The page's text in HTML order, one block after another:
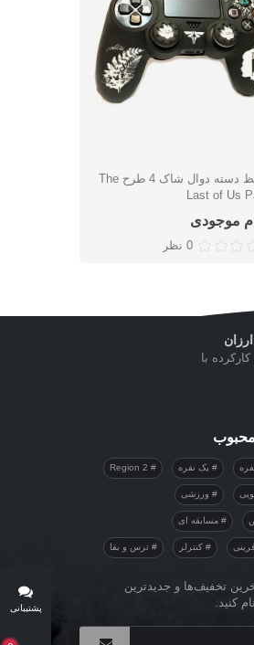
دوست داشتن
محافظ دسته دوال شاک 4 طرح The
Last of Us
موجودی
0 نظر
با
یک نفره
ورزشی
مسابقه ای
کنترلر ترس و بقا
تخفیف‌ها و جدیدترین
کنید.
پشتیبانی